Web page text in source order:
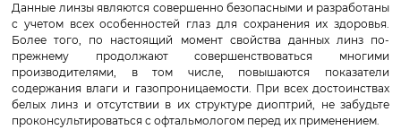
Данные линзы являются совершенно безопасными и разработаны
с учетом всех особенностей глаз для сохранения их здоровья.
Более того, по настоящий момент свойства данных линз по-
прежнему продолжают совершенствоваться многими
производителями, в том числе, повышаются показатели
содержания влаги и газопроницаемости. При всех достоинствах
белых линз и отсутствии в их структуре диоптрий, не забудьте
проконсультироваться с офтальмологом перед их применением.